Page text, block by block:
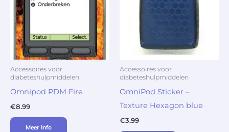
Accessoires voor
diabeteshulpmiddelen
Omnipod PDM Fire
€8.99
Meer Info
Accessoires voor
diabeteshulpmiddelen
OmniPod Sticker –
Texture Hexagon blue
€3.99